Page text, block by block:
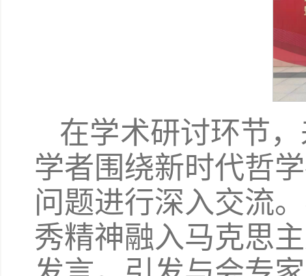
在学术研讨环节
学者围绕新时代哲
问题进行深入交流
秀精神融入马克思